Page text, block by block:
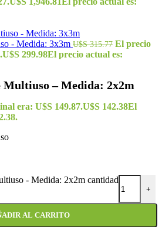
- Medida: 3x3m U$S315.77 El precio
U$S 299.98El precio actual es:
– Medida: 2x2m
era: U$S 149.87.U$S 142.38El
- Medida: 2x2m cantidad
+
AL CARRITO